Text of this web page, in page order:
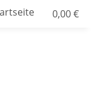
0,00 €